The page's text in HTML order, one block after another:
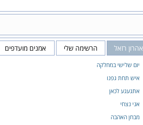
אהרון רזאל הרשימה שלי אמנים מועדפים
יום שלישי במחלקה
איש תחת גפנו
אתגעגע לכאן
אני נצחי
מבחן האהבה